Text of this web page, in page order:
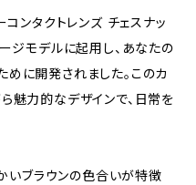
ンタクトレンズ チェスナッ
ージモデルに起用し、あなたの
に開発されました。このカ
魅力的なデザインで、日常を
かいブラウンの色合いが特徴